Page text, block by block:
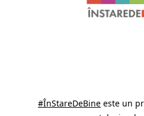
#ÎnStareDeBine este un